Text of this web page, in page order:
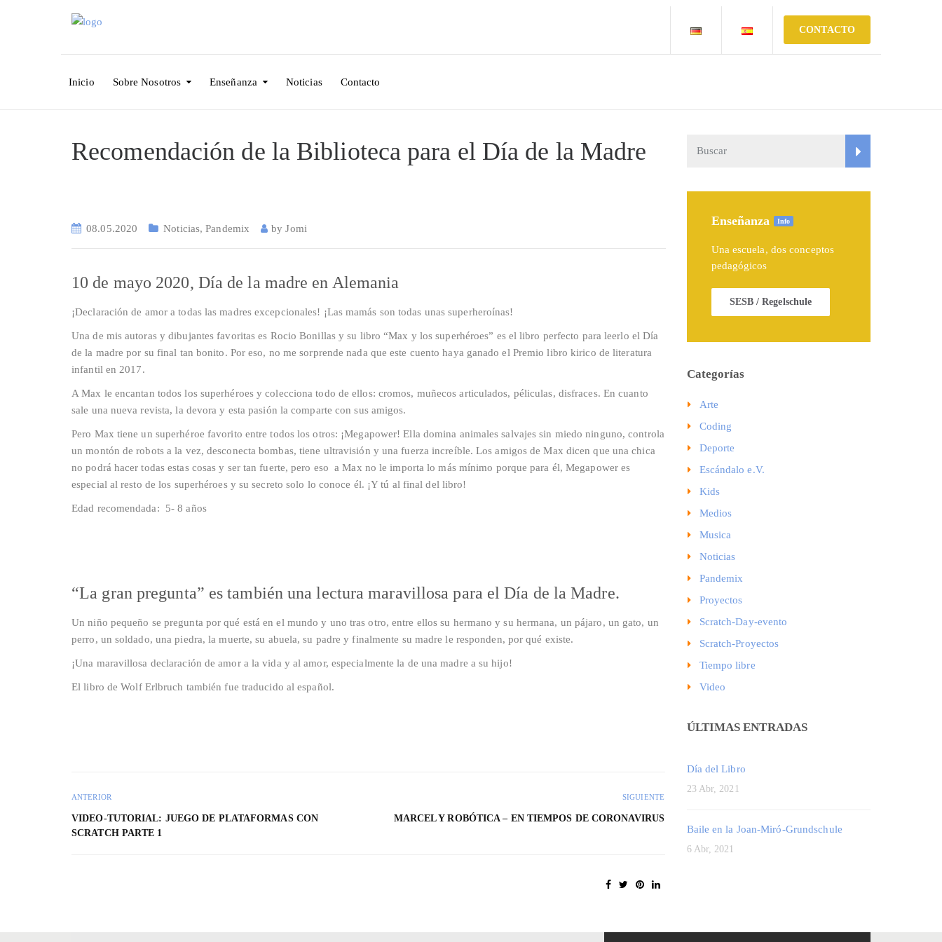
CONTACTO
Inicio Sobre Nosotros Enseñanza Noticias Contacto
Recomendación de la Biblioteca para el Día de la Madre
08.05.2020 Noticias,Pandemix byJomi
10 de mayo 2020, Día de la madre en Alemania
¡Declaración de amor a todas las madres excepcionales! ¡Las mamás son todas unas superheroínas!
Una de mis autoras y dibujantes favoritas es Rocio Bonillas y su libro “Max y los superhéroes” es el libro perfecto para leerlo el Día
de la madre por su final tan bonito. Por eso, no me sorprende nada que este cuento haya ganado el Premio libro kirico de literatura
infantil en 2017.
A Max le encantan todos los superhéroes y colecciona todo de ellos: cromos, muñecos articulados, péliculas, disfraces. En cuanto
sale una nueva revista, la devora y esta pasión la comparte con sus amigos.
Pero Max tiene un superhéroe favorito entre todos los otros: ¡Megapower! Ella domina animales salvajes sin miedo ninguno, controla
un montón de robots a la vez, desconecta bombas, tiene ultravisión y una fuerza increíble. Los amigos de Max dicen que una chica
no podrá hacer todas estas cosas y ser tan fuerte, pero eso a Max no le importa lo más mínimo porque para él, Megapower es
especial al resto de los superhéroes y su secreto solo lo conoce él. ¡Y tú al final del libro!
Edad recomendada: 5- 8 años
“La gran pregunta” es también una lectura maravillosa para el Día de la Madre.
Un niño pequeño se pregunta por qué está en el mundo y uno tras otro, entre ellos su hermano y su hermana, un pájaro, un gato, un
perro, un soldado, una piedra, la muerte, su abuela, su padre y finalmente su madre le responden, por qué existe.
¡Una maravillosa declaración de amor a la vida y al amor, especialmente la de una madre a su hijo!
El libro de Wolf Erlbruch también fue traducido al español.
ANTERIOR
VIDEO-TUTORIAL: JUEGO DE PLATAFORMAS CON
SCRATCH PARTE 1
SIGUIENTE
MARCEL Y ROBÓTICA – EN TIEMPOS DE CORONAVIRUS
Enseñanza Info
Una escuela, dos conceptos
pedagógicos
SESB / Regelschule
Categorías
Arte
Coding
Deporte
Escándalo e.V.
Kids
Medios
Musica
Noticias
Pandemix
Proyectos
Scratch-Day-evento
Scratch-Proyectos
Tiempo libre
Video
ÚLTIMAS ENTRADAS
Día del Libro
23 Abr, 2021
Baile en la Joan-Miró-Grundschule
6 Abr, 2021